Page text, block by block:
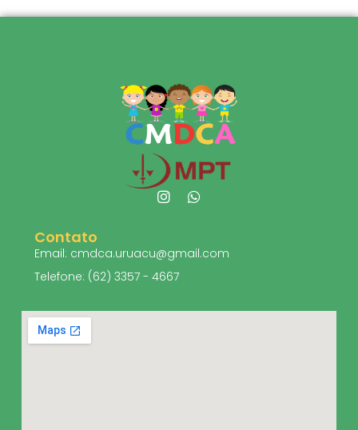
Contato
Email: cmdca.uruacu@gmail.com
Telefone: (62) 3357 - 4667